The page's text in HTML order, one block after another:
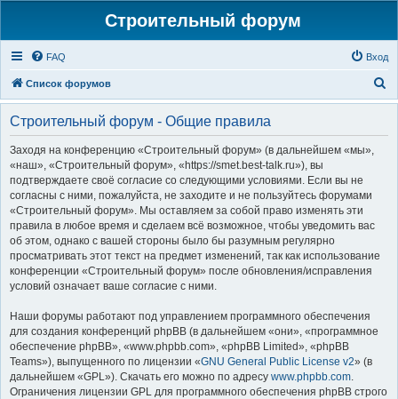
Строительный форум
FAQ Вход
Список форумов
о
Строительный форум - Общие правила
Заходя на конференцию «Строительный форум» (в дальнейшем «мы»,
«наш», «Строительный форум», «https://smet.best-talk.ru»), вы
подтверждаете своё согласие со следующими условиями. Если вы не
согласны с ними, пожалуйста, не заходите и не пользуйтесь форумами
«Строительный форум». Мы оставляем за собой право изменять эти
правила в любое время и сделаем всё возможное, чтобы уведомить вас
об этом, однако с вашей стороны было бы разумным регулярно
просматривать этот текст на предмет изменений, так как использование
конференции «Строительный форум» после обновления/исправления
условий означает ваше согласие с ними.
Наши форумы работают под управлением программного обеспечения
для создания конференций phpBB (в дальнейшем «они», «программное
обеспечение phpBB», «www.phpbb.com», «phpBB Limited», «phpBB
Teams»), выпущенного по лицензии «GNU General Public License v2» (в
дальнейшем «GPL»). Скачать его можно по адресу www.phpbb.com.
Ограничения лицензии GPL для программного обеспечения phpBB строго